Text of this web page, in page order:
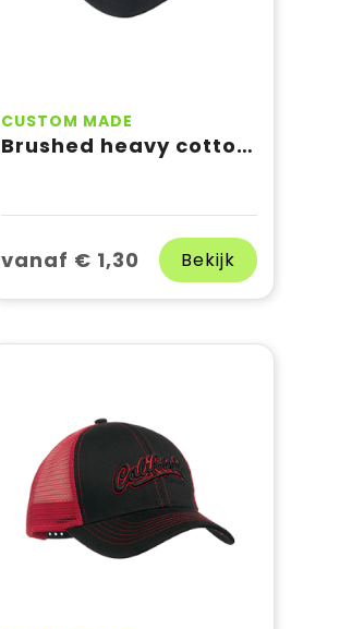
CUSTOM MADE
Brushed heavy cotton (280gsm)
vanaf € 1,30 Bekijk